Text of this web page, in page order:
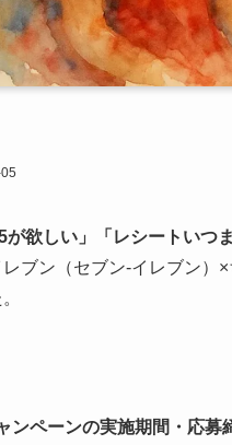
が欲しい」「レシートいつ
ブン（セブン‐イレブン）
ンペーンの実施期間・応募